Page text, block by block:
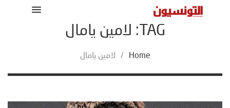
TAG: لامين يامال
Home
/ لامين يامال